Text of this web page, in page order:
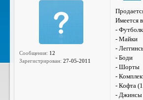
Сообщения: 12
Зарегистрирован: 27-05-2011
Имеется
-
- Майки
-
- Боди
- Шорты
-
- Кофта
- Джинсы